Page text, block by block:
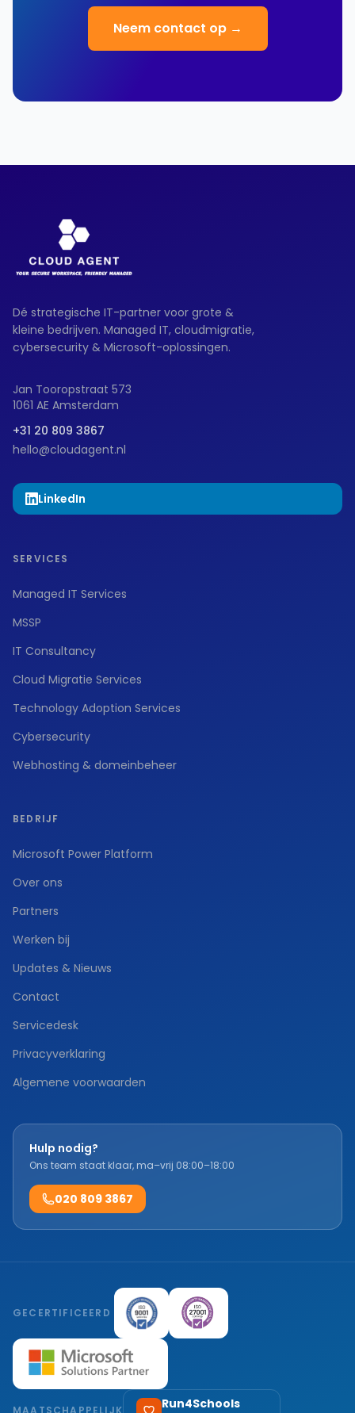
Neem contact op →
Dé strategische IT-partner voor grote &
kleine bedrijven. Managed IT, cloudmigratie,
cybersecurity & Microsoft-oplossingen.
Jan Tooropstraat 573
1061 AE Amsterdam
+31 20 809 3867
hello@cloudagent.nl
LinkedIn
SERVICES
Managed IT Services
MSSP
IT Consultancy
Cloud Migratie Services
Technology Adoption Services
Cybersecurity
Webhosting & domeinbeheer
BEDRIJF
Microsoft Power Platform
Over ons
Partners
Werken bij
Updates & Nieuws
Contact
Servicedesk
Privacyverklaring
Algemene voorwaarden
Hulp nodig?
Ons team staat klaar, ma–vrij 08:00–18:00
020 809 3867
GECERTIFICEERD
MAATSCHAPPELIJK Run4Schools